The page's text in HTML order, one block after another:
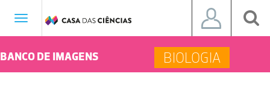
Toggle
BANCO DE IMAGENS BIOLOGIA